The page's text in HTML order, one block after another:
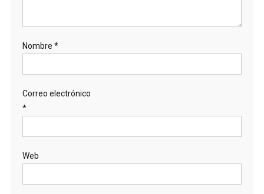
Nombre *
Correo electrónico
*
Web